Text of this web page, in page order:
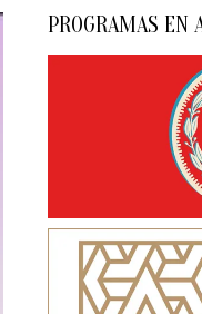
PROGRAMAS EN